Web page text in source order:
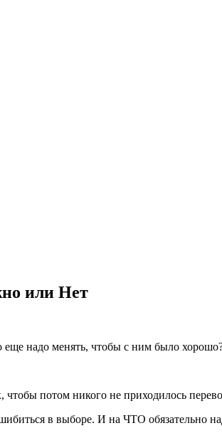
или Нет
надо менять, чтобы с ним было
потом никого не приходилось
в выборе. И на ЧТО обязательно